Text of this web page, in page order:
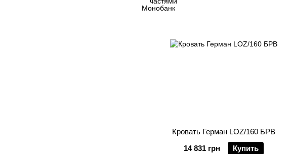
Кровать Герман LOZ/160 БРВ
14 831 грн
Купить